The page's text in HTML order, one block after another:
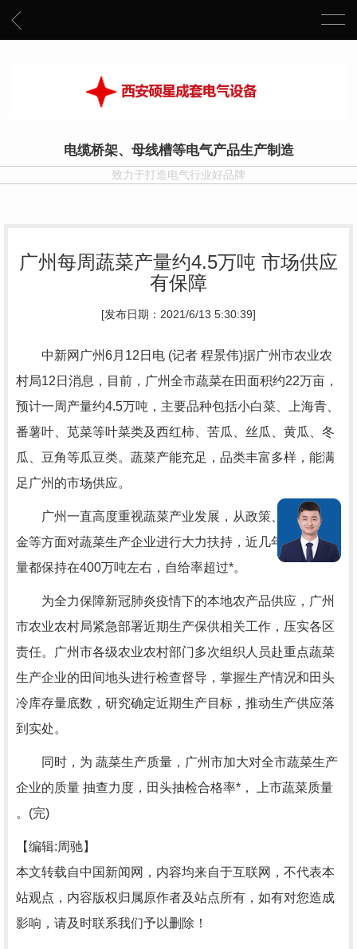
电缆桥架、母线槽等电气产品生产制造
致力于打造电气行业好品牌
广州每周蔬菜产量约4.5万吨 市场供应
有保障
[发布日期：2021/6/13 5:30:39]
中新网广州6月12日电 (记者 程景伟)据广州市农业农
村局12日消息，目前，广州全市蔬菜在田面积约22万亩，
预计一周产量约4.5万吨，主要品种包括小白菜、上海青、
番薯叶、苋菜等叶菜类及西红柿、苦瓜、丝瓜、黄瓜、冬
瓜、豆角等瓜豆类。蔬菜产能充足，品类丰富多样，能满
足广州的市场供应。
广州一直高度重视蔬菜产业发展，从政策、土地、资
金等方面对蔬菜生产企业进行大力扶持，近几年蔬菜年产
量都保持在400万吨左右，自给率超过*。
为全力保障新冠肺炎疫情下的本地农产品供应，广州
市农业农村局紧急部署近期生产保供相关工作，压实各区
责任。广州市各级农业农村部门多次组织人员赴重点蔬菜
生产企业的田间地头进行检查督导，掌握生产情况和田头
冷库存量底数，研究确定近期生产目标，推动生产供应落
到实处。
同时，为 蔬菜生产质量，广州市加大对全市蔬菜生产
企业的质量 抽查力度，田头抽检合格率*， 上市蔬菜质量
。(完)
【编辑:周驰】
本文转载自中国新闻网，内容均来自于互联网，不代表本
站观点，内容版权归属原作者及站点所有，如有对您造成
影响，请及时联系我们予以删除！